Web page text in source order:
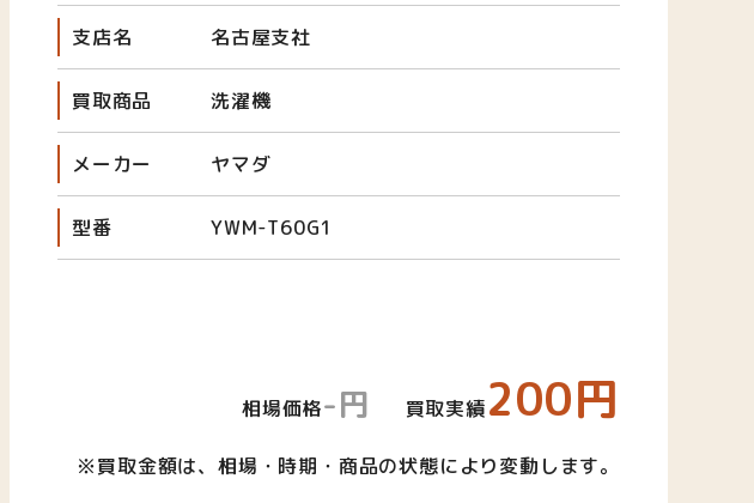
支店名 名古屋支社
買取商品 洗濯機
メーカー ヤマダ
型番 YWM-T60G1
相場価格-円 買取実績200円
※買取金額は、相場・時期・商品の状態により変動します。